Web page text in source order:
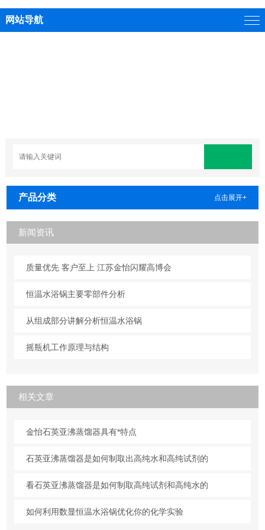
网站导航
产品分类 点击展开+
新闻资讯
质量优先 客户至上 江苏金怡闪耀高博会
恒温水浴锅主要零部件分析
从组成部分讲解分析恒温水浴锅
摇瓶机工作原理与结构
相关文章
金怡石英亚沸蒸馏器具有*特点
石英亚沸蒸馏器是如何制取出高纯水和高纯试剂的
看石英亚沸蒸馏器是如何制取高纯试剂和高纯水的
如何利用数显恒温水浴锅优化你的化学实验